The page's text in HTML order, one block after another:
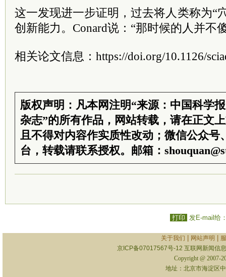
这一发现进一步证明，过去将人类称为“
创新能力。Conard说：“那时候的人并不
相关论文信息：https://doi.org/10.1126/
版权声明：凡本网注明“来源：中国科学
杂志”的所有作品，网站转载，请在正文
且不得对内容作实质性改动；微信公众号
台，转载请联系授权。邮箱：
打印 发E-mail给
关于我们 网站声明
京ICP备07017567号-12 互联网新闻信
Copyright @ 2007-
地址：北京市海淀区